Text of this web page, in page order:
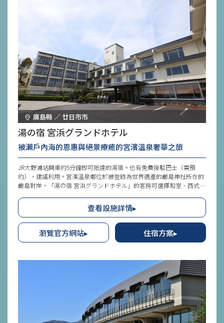
廣島縣 ／ 廿日市市
湯の宿 宮浜グランドホテル
被瀨戶內海的恩惠與絕景療癒的宮濱溫泉奢華之旅
JR大野浦站開車約5分鐘即可抵達的湯宿。也有免費接駁巴士（需預
約），建議利用。宮濱溫泉鄉位於被登錄為世界遺產的嚴島神社所在的
嚴島對岸，「湯の宿 宮浜グランドホテル」的客房可選擇和室、西式客
為觀光或活動的據點，也非常適合與重要的人一同紀念旅行。
查看設施詳情▸
瀏覽官方網站▸ 住宿方案▸